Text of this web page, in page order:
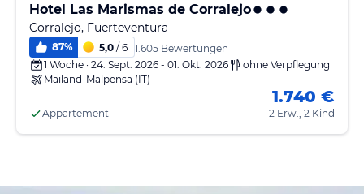
Hotel Las Marismas de Corralejo
Corralejo, Fuerteventura
87% 5,0 / 6 1.605 Bewertungen
1 Woche · 24. Sept. 2026 - 01. Okt. 2026
ohne Verpflegung
Mailand-Malpensa (IT)
Appartement
1.740 €
2 Erw., 2 Kind